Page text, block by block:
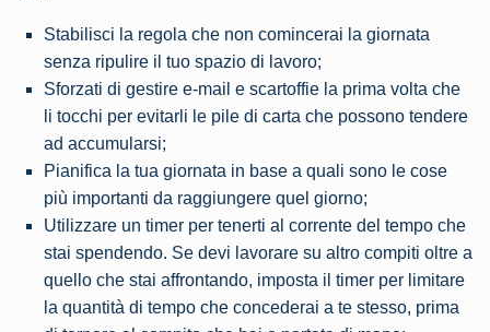
Stabilisci la regola che non comincerai la giornata
senza ripulire il tuo spazio di lavoro;
Sforzati di gestire e-mail e scartoffie la prima volta che
li tocchi per evitarli le pile di carta che possono tendere
ad accumularsi;
Pianifica la tua giornata in base a quali sono le cose
più importanti da raggiungere quel giorno;
Utilizzare un timer per tenerti al corrente del tempo che
stai spendendo. Se devi lavorare su altro compiti oltre a
quello che stai affrontando, imposta il timer per limitare
la quantità di tempo che concederai a te stesso, prima